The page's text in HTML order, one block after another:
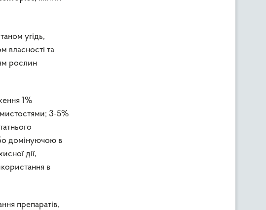
угідь,
власності та
рослин
1%
3-5%
домінуючою в
дії,
в
препаратів,